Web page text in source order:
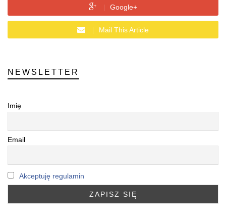
Google+
Mail This Article
NEWSLETTER
Imię
Email
Akceptuję regulamin